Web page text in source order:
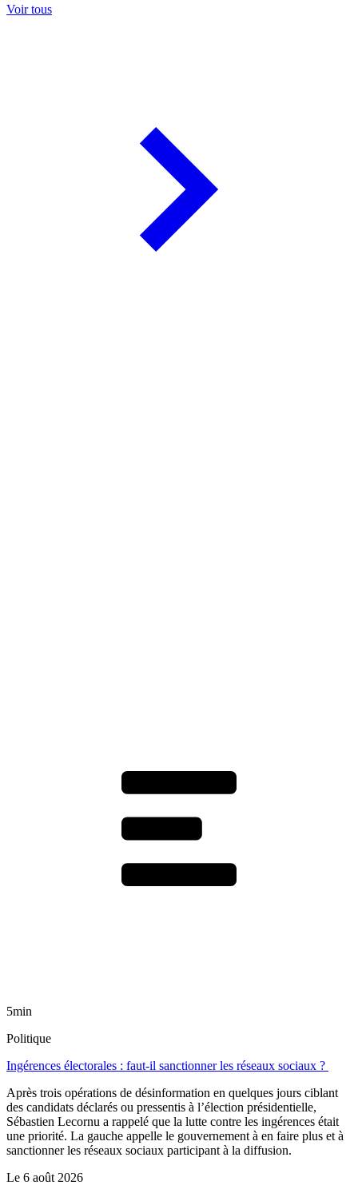
Voir tous
5min
Politique
Ingérences électorales : faut-il sanctionner les réseaux sociaux ?
Après trois opérations de désinformation en quelques jours ciblant
des candidats déclarés ou pressentis à l’élection présidentielle,
Sébastien Lecornu a rappelé que la lutte contre les ingérences était
une priorité. La gauche appelle le gouvernement à en faire plus et à
sanctionner les réseaux sociaux participant à la diffusion.
Le 6 août 2026